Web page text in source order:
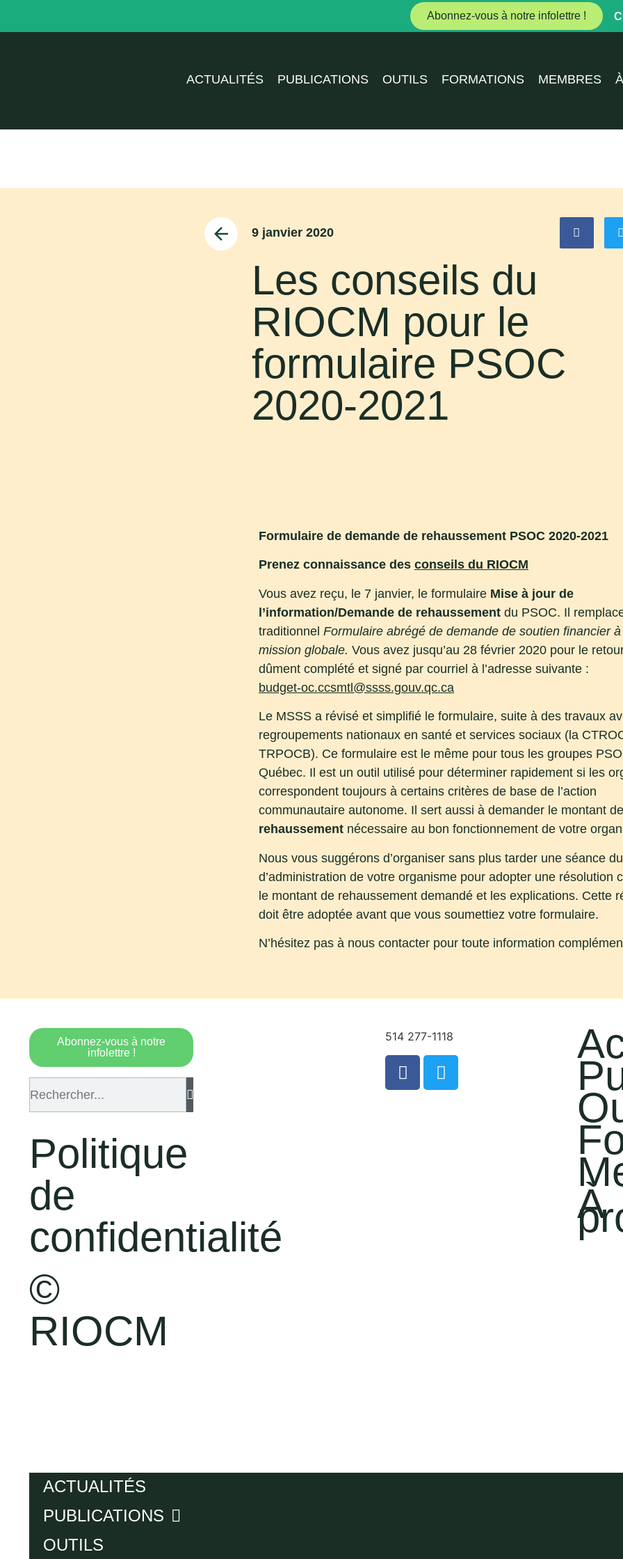
Abonnez-vous à notre infolettre !
ACTUALITÉS PUBLICATIONS OUTILS FORMATIONS MEMBRES
9 janvier 2020
Les conseils du
RIOCM pour le
formulaire PSOC
2020-2021
Formulaire de demande de rehaussement PSOC 2020-2021
Prenez connaissance des conseils du RIOCM
Vous avez reçu, le 7 janvier, le formulaire Mise à jour de
l’information/Demande de rehaussement du PSOC. Il
traditionnel Formulaire abrégé de demande de soutien financier
mission globale. Vous avez jusqu’au 28 février 2020 pour le
dûment complété et signé par courriel à l’adresse suivante :
budget-oc.ccsmtl@ssss.gouv.qc.ca
Le MSSS a révisé et simplifié le formulaire, suite à des travaux
regroupements nationaux en santé et services sociaux (la
TRPOCB). Ce formulaire est le même pour tous les groupes
Québec. Il est un outil utilisé pour déterminer rapidement si les
correspondent toujours à certains critères de base de l’action
communautaire autonome. Il sert aussi à demander le montant de
rehaussement nécessaire au bon fonctionnement de votre
Nous vous suggérons d’organiser sans plus tarder une séance
d’administration de votre organisme pour adopter une résolution
le montant de rehaussement demandé et les explications. Cette
doit être adoptée avant que vous soumettiez votre formulaire.
N’hésitez pas à nous contacter pour toute information
Abonnez-vous à notre
infolettre !
Politique
de
confidentialité
©
RIOCM
514 277-1118
À
ACTUALITÉS
PUBLICATIONS
OUTILS